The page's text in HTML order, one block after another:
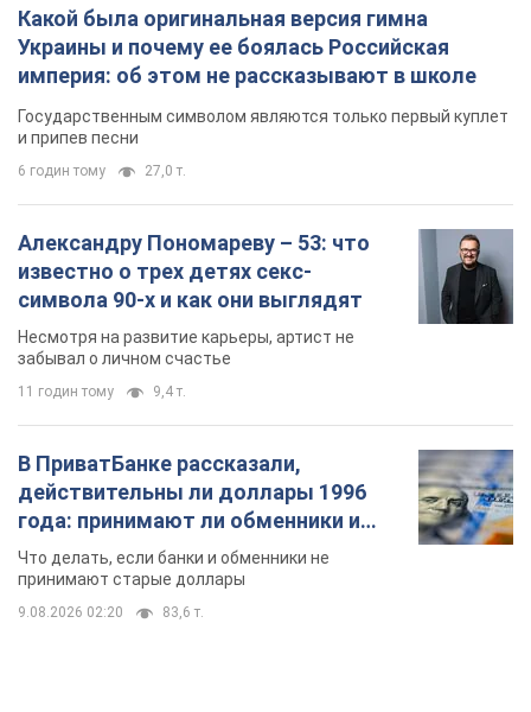
Какой была оригинальная версия гимна
Украины и почему ее боялась Российская
империя: об этом не рассказывают в школе
Государственным символом являются только первый куплет
и припев песни
6 годин тому 27,0 т.
Александру Пономареву – 53: что
известно о трех детях секс-
символа 90-х и как они выглядят
Несмотря на развитие карьеры, артист не
забывал о личном счастье
11 годин тому 9,4 т.
В ПриватБанке рассказали,
действительны ли доллары 1996
года: принимают ли обменники и
банки такие купюры
Что делать, если банки и обменники не
принимают старые доллары
9.08.2026 02:20 83,6 т.